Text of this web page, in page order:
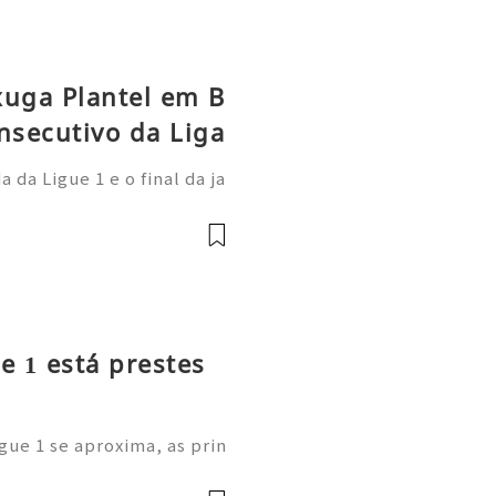
Plantel em B
da Liga
da Ligue 1 e o final da ja
afastou-se do anter
1 está prestes
1 se aproxima, as prin
a comprar os novos C